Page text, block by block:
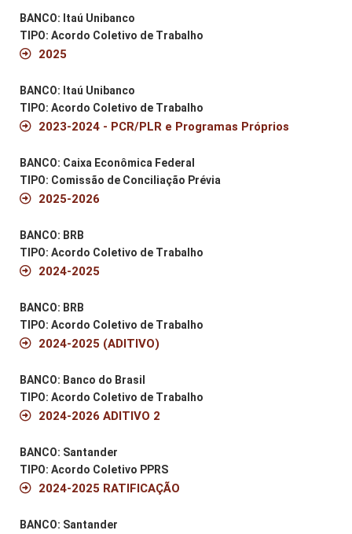
BANCO: Itaú Unibanco
TIPO: Acordo Coletivo de Trabalho
2025
BANCO: Itaú Unibanco
TIPO: Acordo Coletivo de Trabalho
2023-2024 - PCR/PLR e Programas Próprios
BANCO: Caixa Econômica Federal
TIPO: Comissão de Conciliação Prévia
2025-2026
BANCO: BRB
TIPO: Acordo Coletivo de Trabalho
2024-2025
BANCO: BRB
TIPO: Acordo Coletivo de Trabalho
2024-2025 (ADITIVO)
BANCO: Banco do Brasil
TIPO: Acordo Coletivo de Trabalho
2024-2026 ADITIVO 2
BANCO: Santander
TIPO: Acordo Coletivo PPRS
2024-2025 RATIFICAÇÃO
BANCO: Santander